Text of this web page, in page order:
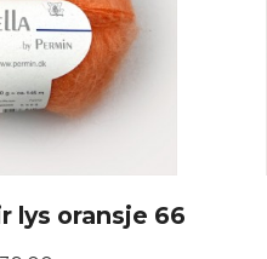
lys oransje 66